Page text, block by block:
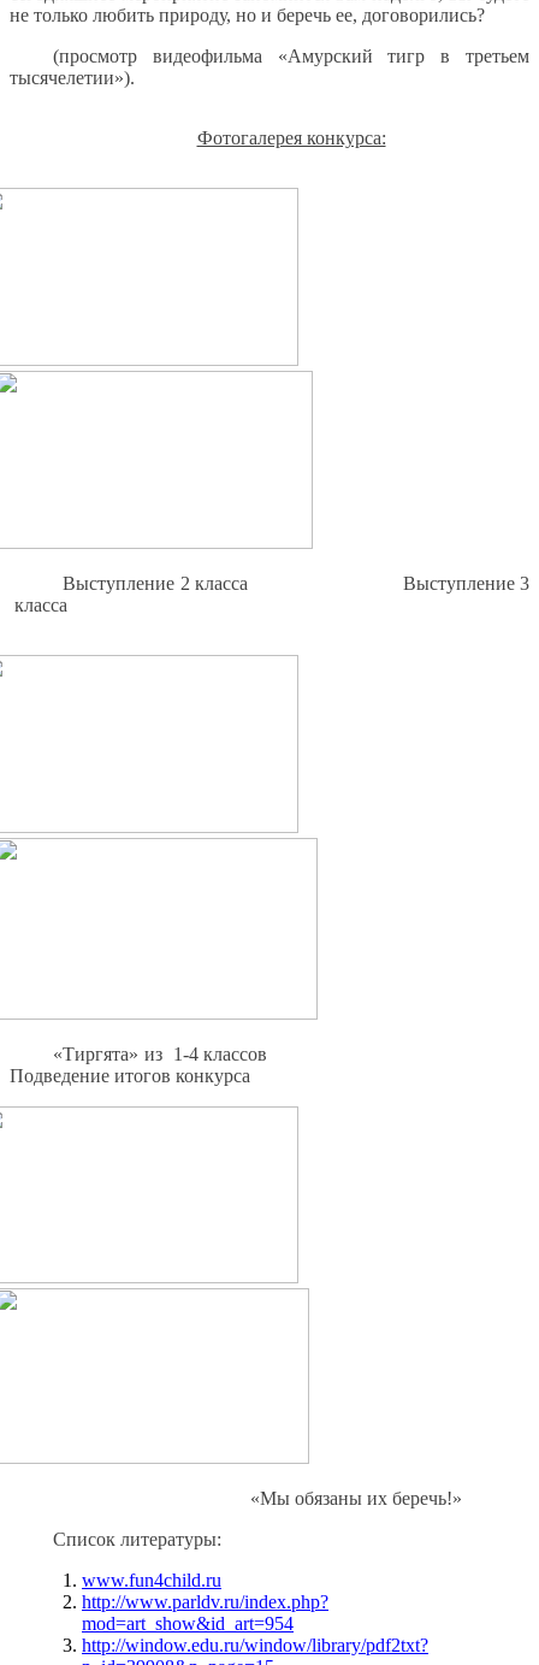
не только любить природу, но и беречь ее, договорились?
(просмотр видеофильма «Амурский тигр в третьем
тысячелетии»).
Фотогалерея конкурса:
Выступление 2 класса Выступление 3
класса
«Тиргята» из 1-4 классов
Подведение итогов конкурса
«Мы обязаны их беречь!»
Список литературы:
www.fun4child.ru
http://www.parldv.ru/index.php?
mod=art_show&id_art=954
http://window.edu.ru/window/library/pdf2txt?